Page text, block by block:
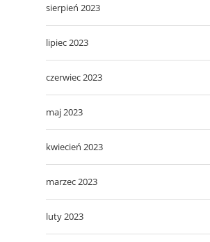
sierpień 2023
lipiec 2023
czerwiec 2023
maj 2023
kwiecień 2023
marzec 2023
luty 2023